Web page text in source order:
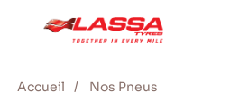
TOUS LES PNEUS LASSA
Accueil Nos Pneus